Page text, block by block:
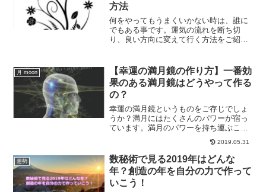
方法
何をやってもうまくいかない時は、誰に
でもある事です。運気の流れを断ち切
り、良い方向に変えて行く方法をご紹介
行います。それでもダメなら、パワース
ポットに出かけてみると良いでしょう。
月 moon
【幸運の満月鏡の作り方】一番効
果のある満月鏡はどうやって作る
の？
幸運の満月鏡というものをご存じでしょ
うか？満月にはたくさんのパワーが宿っ
ています。満月のパワーを持ち運ぶこと
ができるのが、満月鏡なのです。満月鏡
2019.05.31
運勢
数秘術で見る2019年はどんな
年？創造の年を自分の力で作って
いこう！